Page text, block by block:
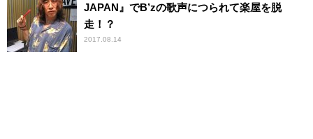
JAPAN』でB’zの歌声につられて楽屋を脱
走！？
2017.08.14